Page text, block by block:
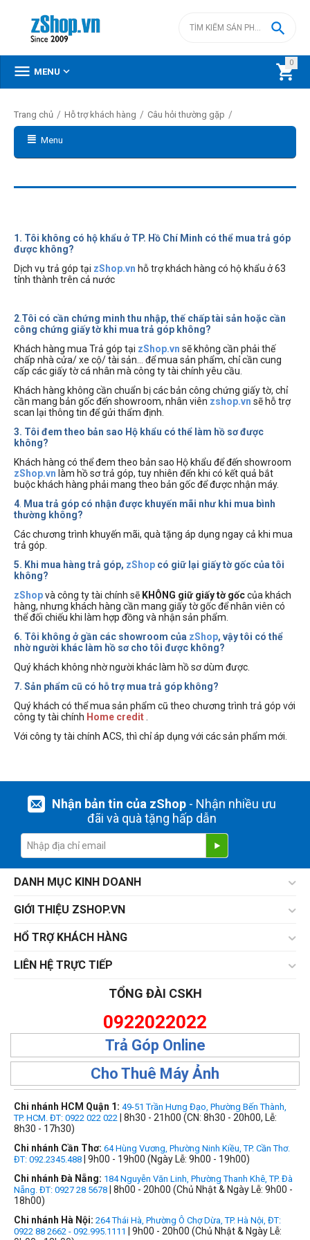
0


 MENU 
Trang chủ / Hỗ trợ khách hàng / Câu hỏi thường gặp /
Menu
1. Tôi không có hộ khẩu ở TP. Hồ Chí Minh có thể mua trả góp
được không?
Dịch vụ trả góp tại zShop.vn hỗ trợ khách hàng có hộ khẩu ở 63
tỉnh thành trên cả nước
2 Tôi có cần chứng minh thu nhập, thế chấp tài sản hoặc cần
công chứng giấy tờ khi mua trả góp không?
Khách hàng mua Trả góp tại zShop.vn sẽ không cần phải thế
chấp nhà cửa/ xe cộ/ tài sản… để mua sản phẩm, chỉ cần cung
cấp các giấy tờ cá nhân mà công ty tài chính yêu cầu.
Khách hàng không cần chuẩn bị các bản công chứng giấy tờ, chỉ
cần mang bản gốc đến showroom, nhân viên zshop.vn sẽ hỗ trợ
scan lại thông tin để gửi thẩm định.
3. Tôi đem theo bản sao Hộ khẩu có thể làm hồ sơ được
không?
Khách hàng có thể đem theo bản sao Hộ khẩu để đến showroom
zShop.vn làm hồ sơ trả góp, tuy nhiên đến khi có kết quả bắt
buộc khách hàng phải mang theo bản gốc để được nhận máy.
4 Mua trả góp có nhận được khuyến mãi như khi mua bình
thường không?
Các chương trình khuyến mãi, quà tặng áp dụng ngay cả khi mua
trả góp.
5. Khi mua hàng trả góp, zShop có giữ lại giấy tờ gốc của tôi
không?
zShopvà công ty tài chính sẽ KHÔNG giữ giấy tờ gốccủa khách
hàng, nhưng khách hàng cần mang giấy tờ gốc để nhân viên có
thể đối chiếu khi làm hợp đồng và nhận sản phẩm.
6. Tôi không ở gần các showroom của zShop, vậy tôi có thể
nhờ người khác làm hồ sơ cho tôi được không?
Quý khách không nhờ người khác làm hồ sơ dùm được.
7. Sản phẩm cũ có hỗ trợ mua trả góp không?
Quý khách có thể mua sản phẩm cũ theo chương trình trả góp với
công ty tài chính Home credit
Với công ty tài chính ACS, thì chỉ áp dụng với các sản phẩm mới.
Nhận bản tin của zShop- Nhận nhiều ưu
đãi và quà tặng hấp dẫn
DANH MỤC KINH DOANH
GIỚI THIỆU ZSHOP.VN
HỔ TRỢ KHÁCH HÀNG
LIÊN HỆ TRỰC TIẾP
TỔNG ĐÀI CSKH
0922022022
Trả Góp Online
Cho Thuê Máy Ảnh
Chi nhánh HCM Quận 1: 49-51 Trần Hưng Đạo, Phường Bến Thành,
TP. HCM. ĐT: 0922 022 022 | 8h30 - 21h00 (CN: 8h30 - 20h00, Lễ:
8h30 - 17h30)
Chi nhánh Cần Thơ: 64 Hùng Vương, Phường Ninh Kiều, TP. Cần Thơ.
ĐT: 092.2345.488 | 9h00 - 19h00 (Ngày Lễ: 9h00 - 19h00)
Chi nhánh Đà Nẵng: 184 Nguyễn Văn Linh, Phường Thanh Khê, TP. Đà
Nẵng. ĐT: 0927 28 5678 | 8h00 - 20h00 (Chủ Nhật & Ngày Lễ: 9h00 -
18h00)
Chi nhánh Hà Nội: 264 Thái Hà, Phường Ô Chợ Dừa, TP. Hà Nội, ĐT:
0922 88 2662 - 092.995.1111
| 9h00 - 20h00 (Chủ Nhật & Ngày Lễ: